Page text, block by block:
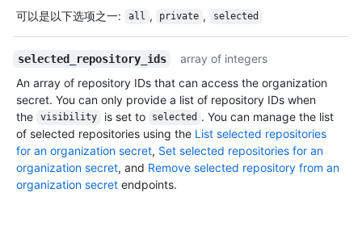
可以是以下选项之一: all , private , selected
selected_repository_ids
array of integers
An array of repository IDs that can access the organization
secret. You can only provide a list of repository IDs when
the
visibility is set to selected . You can manage the list
of selected repositories using the List selected repositories
for an organization secret, Set selected repositories for an
organization secret, and Remove selected repository from an
organization secret endpoints.